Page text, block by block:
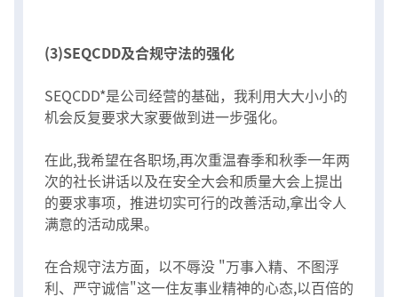
(3)SEQCDD及合规守法的强化
SEQCDD*是公司经营的基础，我利用大大小小的
机会反复要求大家要做到进一步强化。
在此,我希望在各职场,再次重温春季和秋季一年两
次的社长讲话以及在安全大会和质量大会上提出
的要求事项，推进切实可行的改善活动,拿出令人
满意的活动成果。
在合规守法方面，以不辱没 "万事入精、不图浮
利、严守诚信"这一住友事业精神的心态,以百倍的